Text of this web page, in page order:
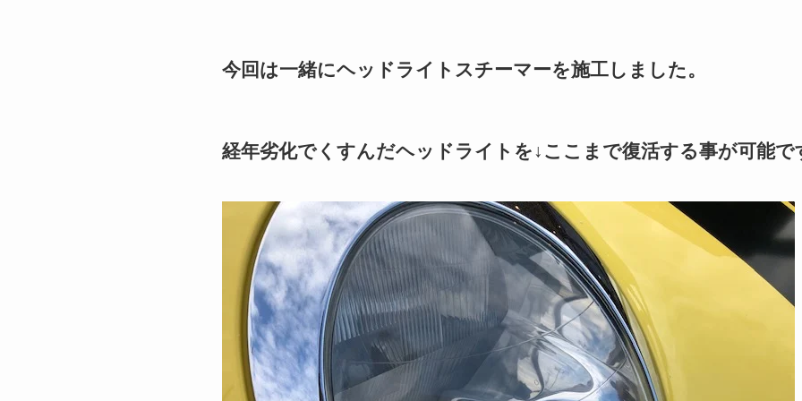
今回は一緒にヘッドライトスチーマーを施工しました。
経年劣化でくすんだヘッドライトを↓ここまで復活する事が可能で